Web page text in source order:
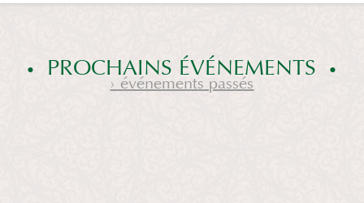
PROCHAINS ÉVÉNEMENTS
› événements passés